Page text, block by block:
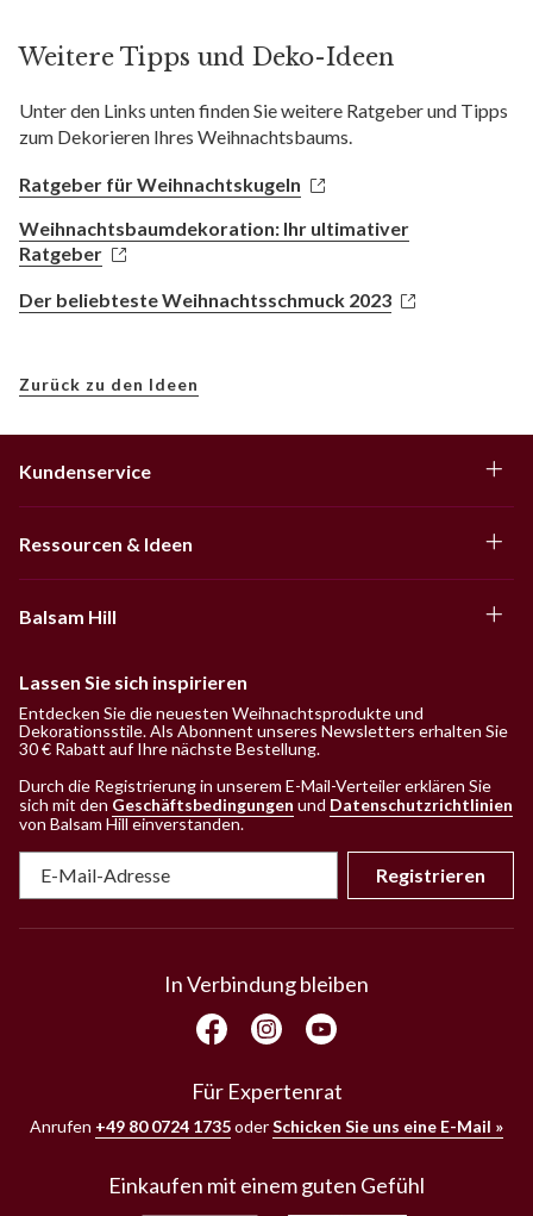
Weitere Tipps und Deko-Ideen
Unter den Links unten finden Sie weitere Ratgeber und Tipps
zum Dekorieren Ihres Weihnachtsbaums.
Ratgeber für Weihnachtskugeln
Weihnachtsbaumdekoration: Ihr ultimativer
Ratgeber
Der beliebteste Weihnachtsschmuck 2023
Zurück zu den Ideen
Kundenservice
Ressourcen & Ideen
Balsam Hill
Lassen Sie sich inspirieren
Entdecken Sie die neuesten Weihnachtsprodukte und
Dekorationsstile. Als Abonnent unseres Newsletters erhalten Sie
30 € Rabatt auf Ihre nächste Bestellung.
Durch die Registrierung in unserem E-Mail-Verteiler erklären Sie
sich mit den Geschäftsbedingungen und Datenschutzrichtlinien
von Balsam Hill einverstanden.
Registrieren
In Verbindung bleiben
Für Expertenrat
Anrufen +49 80 0724 1735oderSchicken Sie uns eine E-Mail »
Einkaufen mit einem guten Gefühl